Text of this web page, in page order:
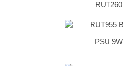
RUT260
PSU 9W